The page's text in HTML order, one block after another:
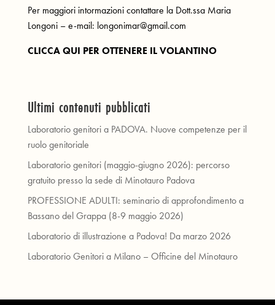
Per maggiori intormazioni contattare la Dott.ssa Maria
Longoni – e-mail: longonimar@gmail.com
CLICCA QUI PER OTTENERE IL VOLANTINO
Ultimi contenuti pubblicati
Laboratorio genitori a PADOVA. Nuove competenze per il
ruolo genitoriale
Laboratorio genitori (maggio-giugno 2026): percorso
gratuito presso la sede di Minotauro Padova
PROFESSIONE ADULTI: seminario di approfondimento a
Bassano del Grappa (8-9 maggio 2026)
Laboratorio di illustrazione a Padova! Da marzo 2026
Laboratorio Genitori a Milano – Officine del Minotauro